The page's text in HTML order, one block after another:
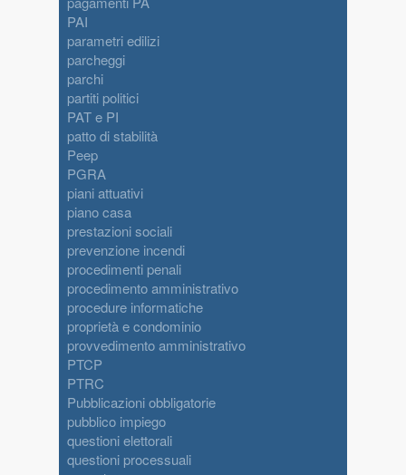
PAI
parametri edilizi
parcheggi
parchi
partiti politici
PAT e PI
patto di stabilità
Peep
PGRA
piani attuativi
piano casa
prestazioni sociali
prevenzione incendi
procedimenti penali
procedimento amministrativo
procedure informatiche
proprietà e condominio
provvedimento amministrativo
PTCP
PTRC
Pubblicazioni obbligatorie
pubblico impiego
questioni elettorali
questioni processuali